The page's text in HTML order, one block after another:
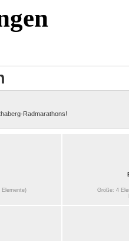
Radmarathons!
Elemente)
Größe: 4